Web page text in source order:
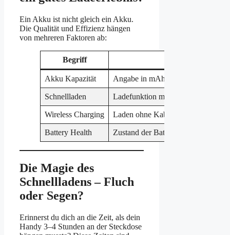
Ein Akku ist nicht gleich ein Akku.
Die Qualität und Effizienz hängen
von mehreren Faktoren ab:
Begriff
Akku Kapazität Angabe in mAh
Schnellladen Ladefunktion mit hoher Wattzahl,
Wireless Charging Laden ohne Kabel – praktisch,
Battery Health Zustand der Batterie, der mit der
Die Magie des
Schnellladens – Fluch
oder Segen?
Erinnerst du dich an die Zeit, als dein
Handy 3–4 Stunden an der Steckdose